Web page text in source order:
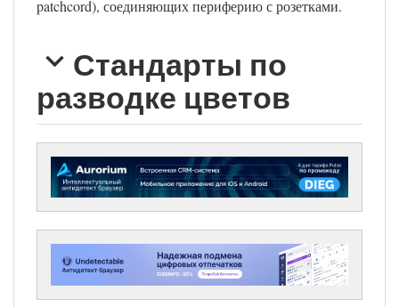
patchcord), соединяющих периферию с розетками.
Стандарты по
разводке цветов